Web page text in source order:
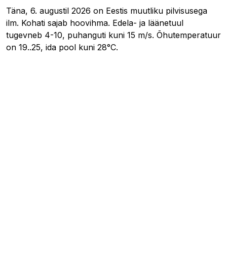
Täna, 6. augustil 2026 on Eestis muutliku pilvisusega
ilm. Kohati sajab hoovihma. Edela- ja läänetuul
tugevneb 4-10, puhanguti kuni 15 m/s. Õhutemperatuur
on 19..25, ida pool kuni 28°C.